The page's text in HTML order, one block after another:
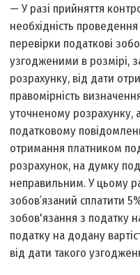
— У разі прийняття
необхідність
перевірки податкові
узгодженими в розмірі,
розрахунку, від дати
правомірність
уточненому розрахунку,
податковому
отримання платником
розрахунок, на думку
неправильним. У цьому
зобов’язаний сплатити
зобов'язання з податку
податку на додану
від дати такого